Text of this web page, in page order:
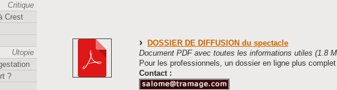
Critique
Crest
Utopie
?
DOSSIER DE DIFFUSION du spectacle
Document PDF avec toutes les informations utiles (1.8
Pour les professionnels, un dossier en ligne plus
Contact :